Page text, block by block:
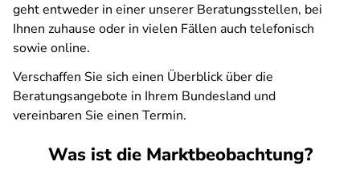
geht entweder in einer unserer Beratungsstellen, bei
Ihnen zuhause oder in vielen Fällen auch telefonisch
sowie online.
Verschaffen Sie sich einen Überblick über die
Beratungsangebote in Ihrem Bundesland und
vereinbaren Sie einen Termin.
Was ist die Marktbeobachtung?